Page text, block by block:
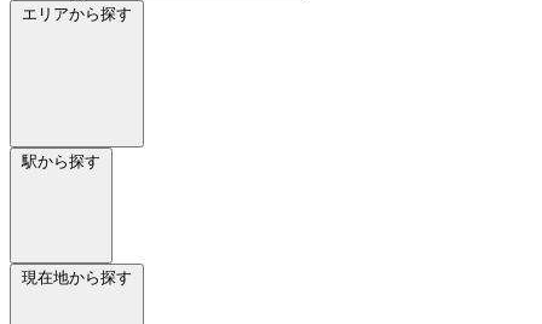
エリアから探す
駅から探す
現在地から探す